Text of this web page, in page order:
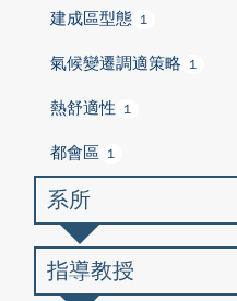
建成區型態 1
氣候變遷調適策略 1
熱舒適性 1
都會區 1
系所
指導教授